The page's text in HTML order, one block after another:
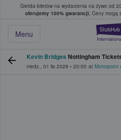
Giełda biletów na wydarzenia na żywo od
oferujemy 100% gwarancji. Ceny mogą
Menu
w którym fani i
Kevin Bridges Nottingham
niedz., 01 lis 2026 • 20:00 at Motorpoint